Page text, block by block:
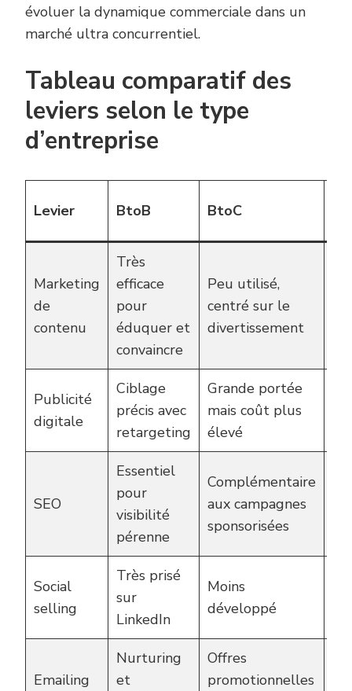
évoluer la dynamique commerciale dans un
marché ultra concurrentiel.
Tableau comparatif des
leviers selon le type
d’entreprise
Levier BtoB BtoC
Marketing
de
contenu
Très
efficace
pour
éduquer et
convaincre
Peu utilisé,
centré sur le
divertissement
Publicité
digitale
Ciblage
précis avec
retargeting
Grande portée
mais coût plus
élevé
SEO
Essentiel
pour
visibilité
pérenne
Complémentaire
aux campagnes
sponsorisées
Social
selling
Très prisé
sur
LinkedIn
Moins
développé
Emailing
Nurturing
et
Offres
promotionnelles